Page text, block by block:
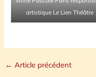
artistique Le Lien Théâtre
← Article précédent